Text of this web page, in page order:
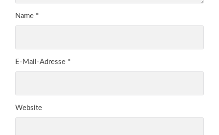
Name *
E-Mail-Adresse *
Website